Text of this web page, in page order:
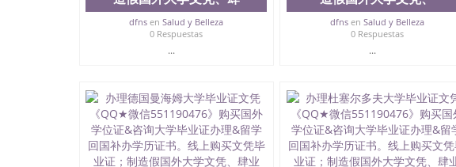
圣何塞州立大学文凭（San Jose State University）圣何塞州立大学
塞州立大学学历（San Jose State University）圣何塞州立大学学历
大学学历（San Jose State University）圣何塞州立大学（San Jose
（San Jose State University）圣何塞州立大学（San Jose State
University）圣何塞州立大学（San Jose State University）圣何塞
何塞州立大学（San Jose State University）圣何塞州立大学学位证
立大学学位证（San Jose State University）圣何塞州立大学结业证
立大学结业证（San Jose State University）圣何塞州立大学结业证
立大学学位证（San Jose State University）圣何塞州立大学学位证
dfns enSalud y Belleza
0 Respuestas
...
dfnsen Salud y Belleza
0 Respuestas
...